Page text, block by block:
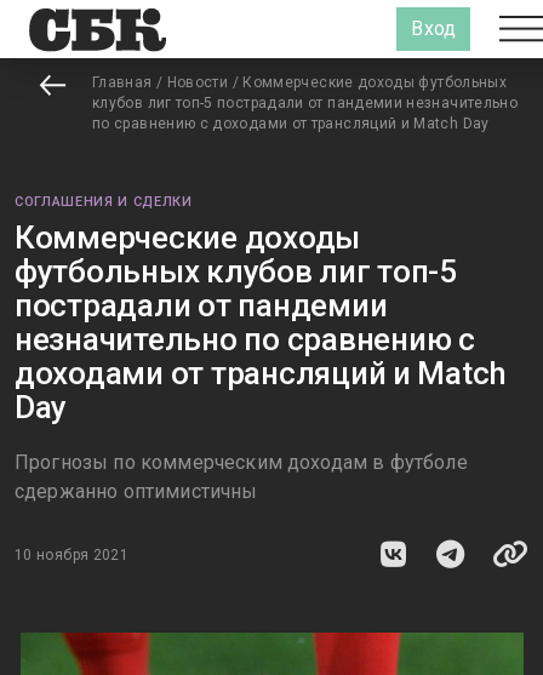
Вход
Главная / Новости / Коммерческие доходы футбольных
клубов лиг топ-5 пострадали от пандемии незначительно
по сравнению с доходами от трансляций и Match Day
СОГЛАШЕНИЯ И СДЕЛКИ
Коммерческие доходы
футбольных клубов лиг топ-5
пострадали от пандемии
незначительно по сравнению с
доходами от трансляций и Match
Day
Прогнозы по коммерческим доходам в футболе
сдержанно оптимистичны
10 ноября 2021